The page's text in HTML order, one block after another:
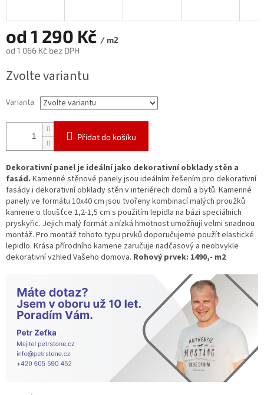
od 1 290 Kč / m2
od 1 066 Kč bez DPH
cena:
Zvolte variantu
Varianta
Přidat do košíku
Dekorativní panel je ideální jako dekorativní obklady stěn a
fasád. Kamenné stěnové panely jsou ideálním řešením pro dekorativní
fasády i dekorativní obklady stěn v interiérech domů a bytů. Kamenné
panely ve formátu 10x40 cm jsou tvořeny kombinací malých proužků
kamene o tloušťce 1,2-1,5 cm s použitím lepidla na bázi speciálních
pryskyřic. Jejich malý formát a nízká hmotnost umožňují velmi snadnou
montáž. Pro montáž tohoto typu prvků doporučujeme použít elastické
lepidlo. Krása přírodního kamene zaručuje nadčasový a neobvykle
dekorativní vzhled Vašeho domova. Rohový prvek: 1490,- m2